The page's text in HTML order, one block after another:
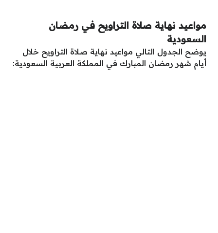
مواعيد نهاية صلاة التراويح في رمضان
السعودية
يوضح الجدول التالي مواعيد نهاية صلاة التراويح خلال
أيام شهر رمضان المبارك في المملكة العربية السعودية: